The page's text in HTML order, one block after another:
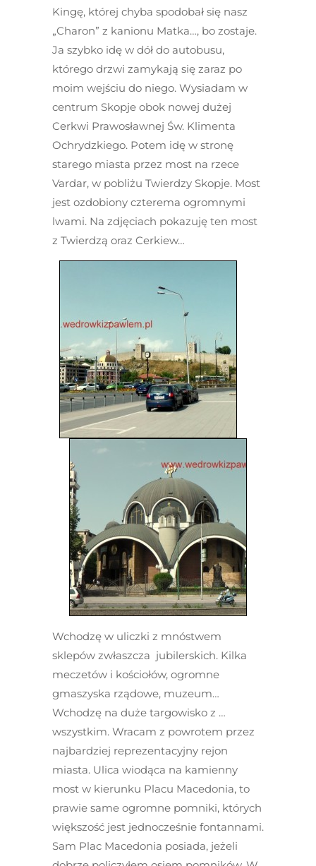
Kingę, której chyba spodobał się nasz
„Charon” z kanionu Matka…, bo zostaje.
Ja szybko idę w dół do autobusu,
którego drzwi zamykają się zaraz po
moim wejściu do niego. Wysiadam w
centrum Skopje obok nowej dużej
Cerkwi Prawosławnej Św. Klimenta
Ochrydzkiego. Potem idę w stronę
starego miasta przez most na rzece
Vardar, w pobliżu Twierdzy Skopje. Most
jest ozdobiony czterema ogromnymi
lwami. Na zdjęciach pokazuję ten most
z Twierdzą oraz Cerkiew…
Wchodzę w uliczki z mnóstwem
sklepów zwłaszcza jubilerskich. Kilka
meczetów i kościołów, ogromne
gmaszyska rządowe, muzeum…
Wchodzę na duże targowisko z …
wszystkim. Wracam z powrotem przez
najbardziej reprezentacyjny rejon
miasta. Ulica wiodąca na kamienny
most w kierunku Placu Macedonia, to
prawie same ogromne pomniki, których
większość jest jednocześnie fontannami.
Sam Plac Macedonia posiada, jeżeli